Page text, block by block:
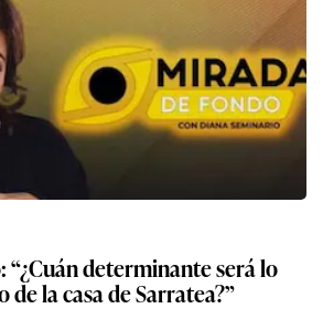
“¿Cuán determinante será lo
de la casa de Sarratea?”